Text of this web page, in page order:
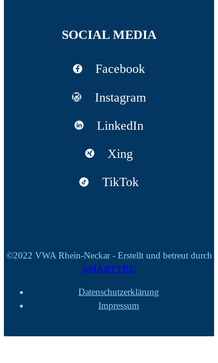
SOCIAL MEDIA
Facebook
Instagram
LinkedIn
Xing
TikTok
©2022 VWA Rhein-Neckar - Erstellt und betreut durch
SMARTTEC
Datenschutzerklärung
Impressum